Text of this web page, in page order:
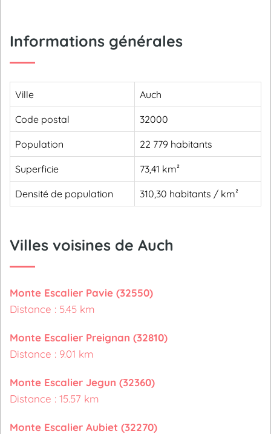
Informations générales
Ville Auch
Code postal 32000
Population 22 779 habitants
Superficie 73,41 km²
Densité de population 310,30 habitants / km²
Villes voisines de Auch
Monte Escalier Pavie (32550)
Distance : 5.45 km
Monte Escalier Preignan (32810)
Distance : 9.01 km
Monte Escalier Jegun (32360)
Distance : 15.57 km
Monte Escalier Aubiet (32270)